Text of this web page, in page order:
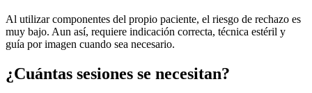
Al utilizar componentes del propio paciente, el riesgo de rechazo es
muy bajo. Aun así, requiere indicación correcta, técnica estéril y
guía por imagen cuando sea necesario.
¿Cuántas sesiones se necesitan?